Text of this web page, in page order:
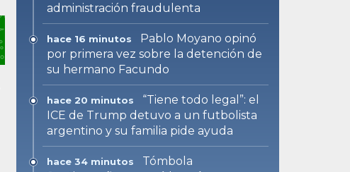
administración fraudulenta
hace 16 minutos
Pablo Moyano opinó
por primera vez sobre la detención de
su hermano Facundo
hace 20 minutos
“Tiene todo legal”: el
ICE de Trump detuvo a un futbolista
argentino y su familia pide ayuda
hace 34 minutos
Tómbola